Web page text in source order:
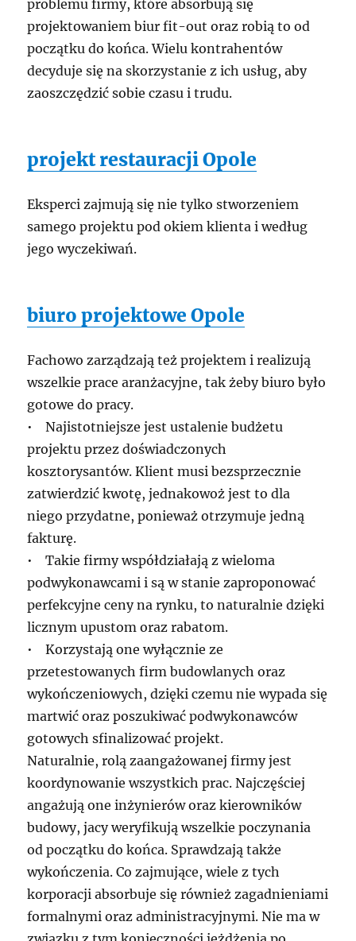
problemu firmy, które absorbują się
projektowaniem biur fit-out oraz robią to od
początku do końca. Wielu kontrahentów
decyduje się na skorzystanie z ich usług, aby
zaoszczędzić sobie czasu i trudu.
projekt restauracji Opole
Eksperci zajmują się nie tylko stworzeniem
samego projektu pod okiem klienta i według
jego wyczekiwań.
biuro projektowe Opole
Fachowo zarządzają też projektem i realizują
wszelkie prace aranżacyjne, tak żeby biuro było
gotowe do pracy.
• Najistotniejsze jest ustalenie budżetu
projektu przez doświadczonych
kosztorysantów. Klient musi bezsprzecznie
zatwierdzić kwotę, jednakowoż jest to dla
niego przydatne, ponieważ otrzymuje jedną
fakturę.
• Takie firmy współdziałają z wieloma
podwykonawcami i są w stanie zaproponować
perfekcyjne ceny na rynku, to naturalnie dzięki
licznym upustom oraz rabatom.
• Korzystają one wyłącznie ze
przetestowanych firm budowlanych oraz
wykończeniowych, dzięki czemu nie wypada się
martwić oraz poszukiwać podwykonawców
gotowych sfinalizować projekt.
Naturalnie, rolą zaangażowanej firmy jest
koordynowanie wszystkich prac. Najczęściej
angażują one inżynierów oraz kierowników
budowy, jacy weryfikują wszelkie poczynania
od początku do końca. Sprawdzają także
wykończenia. Co zajmujące, wiele z tych
korporacji absorbuje się również zagadnieniami
formalnymi oraz administracyjnymi. Nie ma w